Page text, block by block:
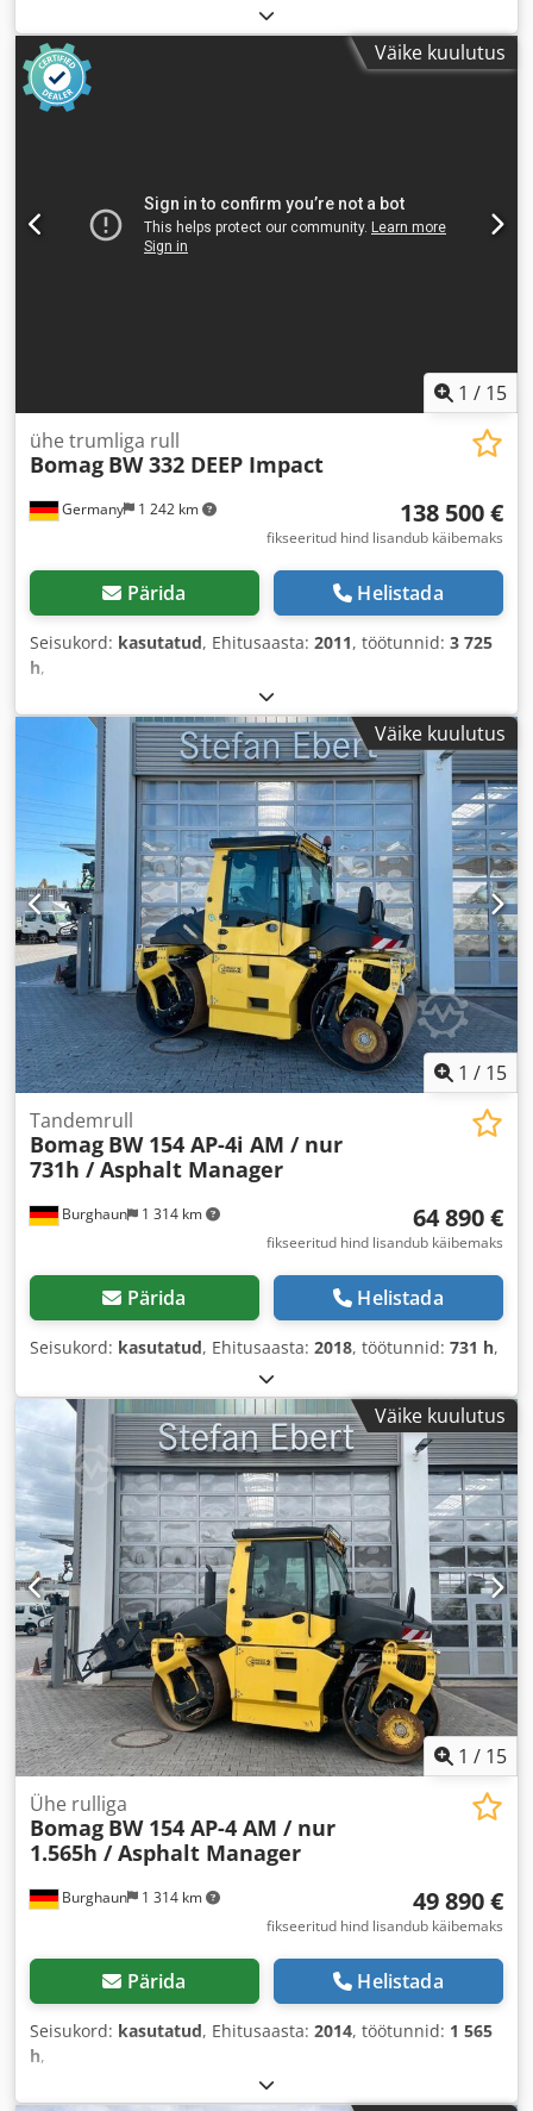
Väike kuulutus
1 / 15
Germany 1 242 km
ühe trumliga rull
Bomag BW 332 DEEP Impact
138 500 €
fikseeritud hind lisandub käibemaks
Pärida Helistada
Seisukord: kasutatud, Ehitusaasta: 2011, töötunnid: 3 725
h,
Väike kuulutus
1 / 15
Burghaun 1 314 km
Tandemrull
Bomag BW 154 AP-4i AM / nur
731h / Asphalt Manager
64 890 €
fikseeritud hind lisandub käibemaks
Pärida Helistada
Seisukord: kasutatud, Ehitusaasta: 2018, töötunnid: 731 h,
Väike kuulutus
1 / 15
Burghaun 1 314 km
Ühe rulliga
Bomag BW 154 AP-4 AM / nur
1.565h / Asphalt Manager
49 890 €
fikseeritud hind lisandub käibemaks
Pärida Helistada
Seisukord: kasutatud, Ehitusaasta: 2014, töötunnid: 1 565
h,